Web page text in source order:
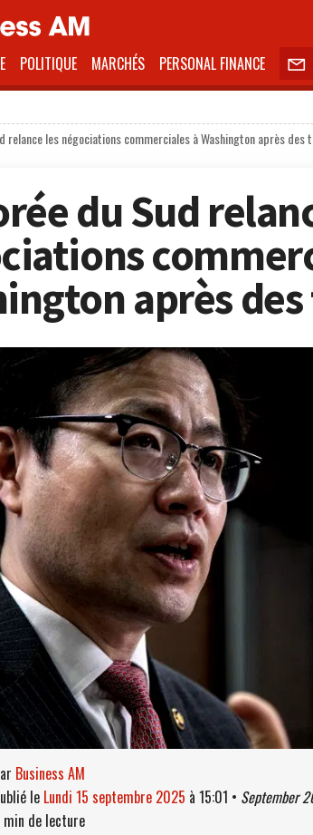
POLITIQUE MARCHÉS PERSONAL FINANCE 
relance les négociations commerciales à Washington après des
du Sud
après
par Business AM
publié le lundi 15 septembre 2025 à 15:01 • September
min de lecture